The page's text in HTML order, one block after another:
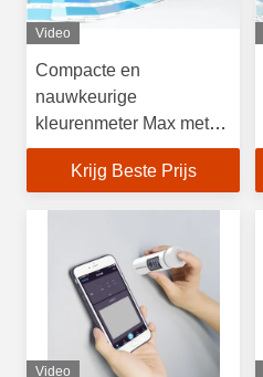
Video
Compacte en
nauwkeurige
kleurenmeter Max met
automatische kalibratie
Krijg Beste Prijs
Video